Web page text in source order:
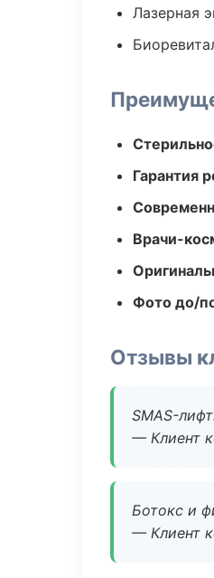
Лазерная
Гарантия
Врачи-
Фото до/
Отзывы
SMAS-
— Клиент
Ботокс и
— Клиент